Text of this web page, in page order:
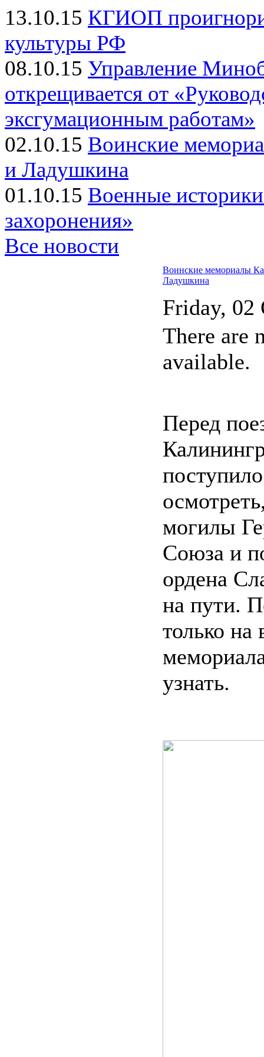
13.10.15 КГИОП
культуры РФ
08.10.15 Управление
открещивается от
эксгумационным работам»
02.10.15 Воинские
и Ладушкина
01.10.15 Военные
захоронения»
Все новости
Воинские мемориалы
Ладушкина
Friday, 02
There are
available.
Перед
могилы
Союза и
ордена
на пути.
только на
узнать.